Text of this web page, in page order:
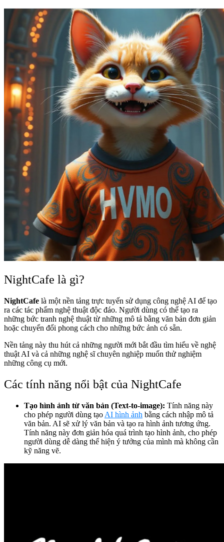
NightCafe là gì?
NightCafe là một nền tảng trực tuyến sử dụng công nghệ AI để tạo
ra các tác phẩm nghệ thuật độc đáo. Người dùng có thể tạo ra
những bức tranh nghệ thuật từ những mô tả bằng văn bản đơn giản
hoặc chuyển đổi phong cách cho những bức ảnh có sẵn.
Nền tảng này thu hút cả những người mới bắt đầu tìm hiểu về nghệ
thuật AI và cả những nghệ sĩ chuyên nghiệp muốn thử nghiệm
những công cụ mới.
Các tính năng nổi bật của NightCafe
Tạo hình ảnh từ văn bản (Text-to-image): Tính năng này
cho phép người dùng tạo AI hình ảnh bằng cách nhập mô tả
văn bản. AI sẽ xử lý văn bản và tạo ra hình ảnh tương ứng.
Tính năng này đơn giản hóa quá trình tạo hình ảnh, cho phép
người dùng dễ dàng thể hiện ý tưởng của mình mà không cần
kỹ năng vẽ.